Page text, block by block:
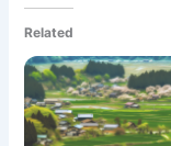
Related